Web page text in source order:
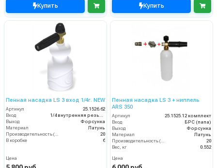
Купить Купить
Пенная насадка LS 3 вход 1/4г. NEW
Артикул
25.1526.62
Вход
Выход
Форсунка
Материал
Латунь
20
В коробке
6
Цена
Пенная насадка LS 3 + ниппель
ARS 350
Артикул
25.1525.12 комплект
Вход
БРС (папа)
Выход
Форсунка
Материал
Латунь
20
Вес, кг
0.552
Цена